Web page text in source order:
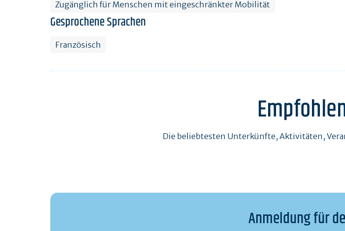
Zugänglich für Menschen mit eingeschränkter Mobilität
Gesprochene Sprachen
Französisch
Die beliebtesten Unterkünfte, Aktivitäten,
Anmeldung für